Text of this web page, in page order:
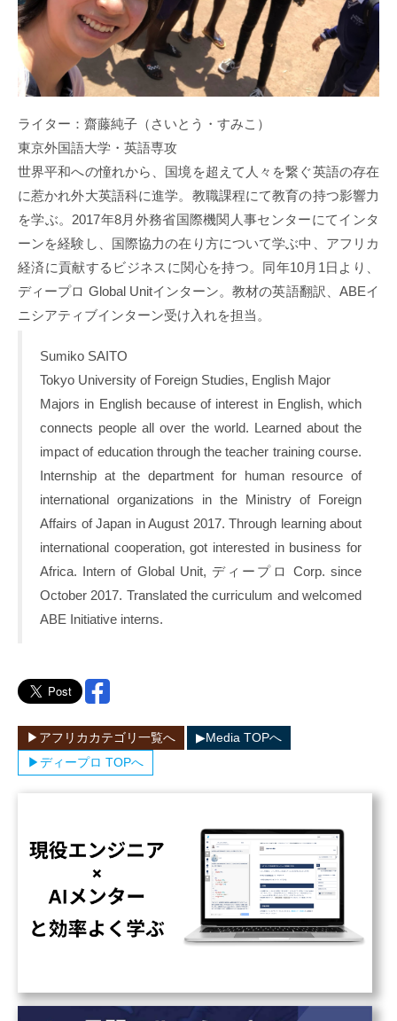
ライター：齋藤純子（さいとう・すみこ）
東京外国語大学・英語専攻
世界平和への憧れから、国境を超えて人々を繋ぐ英語の存在
に惹かれ外大英語科に進学。教職課程にて教育の持つ影響力
を学ぶ。2017年8月外務省国際機関人事センターにてインタ
ーンを経験し、国際協力の在り方について学ぶ中、アフリカ
経済に貢献するビジネスに関心を持つ。同年10月1日より、
ディープロ Global Unitインターン。教材の英語翻訳、ABEイ
ニシアティブインターン受け入れを担当。
Sumiko SAITO
Tokyo University of Foreign Studies, English Major
Majors in English because of interest in English, which
connects people all over the world. Learned about the
impact of education through the teacher training course.
Internship at the department for human resource of
international organizations in the Ministry of Foreign
Affairs of Japan in August 2017. Through learning about
international cooperation, got interested in business for
Africa. Intern of Global Unit, ディープロ Corp. since
October 2017. Translated the curriculum and welcomed
ABE Initiative interns.
▶︎アフリカカテゴリ一覧へ
▶︎Media TOPへ
▶︎ディープロ TOPへ